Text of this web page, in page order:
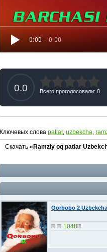
0:00 - 0:00
0.0 Всего проголосовали: 0
Ключевых слова patlar, uzbekcha,
Скачать «Ramziy oq patlar
Qorbobo 2
1048